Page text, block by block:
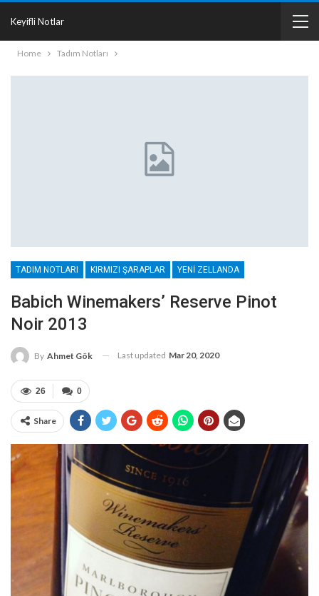
Keyifli Notlar
Home Tadım Notları
TADIM NOTLARI KIRMIZI ŞARAPLAR YENI ZELLANDA
Babich Winemakers’ Reserve Pinot
Noir 2013
By Ahmet Gök Last updated Mar 20, 2020
0
26
Share